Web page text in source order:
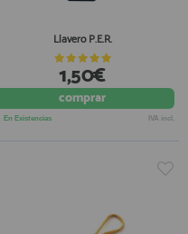
Llavero P.E.R.
1,50€
comprar
En Existencias IVA incl.